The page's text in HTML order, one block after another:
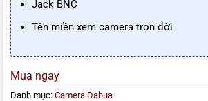
Jack BNC
Tên miền xem camera trọn đời
Mua ngay
Danh mục: Camera Dahua